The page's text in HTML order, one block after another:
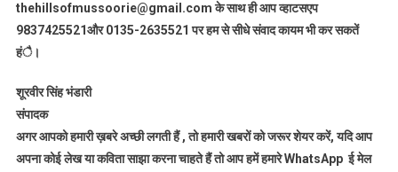
thehillsofmussoorie@gmail.com के साथ ही आप व्हाटसएप
9837425521और 0135-2635521 पर हम से सीधे संवाद कायम भी कर सकतें
हंै।
शूरवीर सिंह भंडारी
संपादक
अगर आपको हमारी ख़बरे अच्छी लगती हैं , तो हमारी खबरों को जरूर शेयर करें, यदि आप
अपना कोई लेख या कविता साझा करना चाहते हैं तो आप हमें हमारे WhatsApp ई मेल